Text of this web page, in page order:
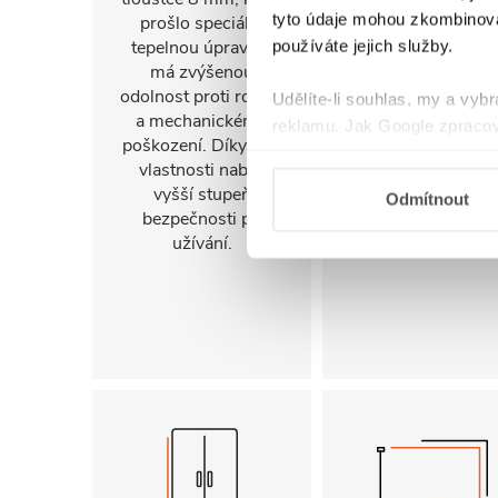
tyto údaje mohou
používáte jejich služby.
Udělíte-li souhlas, my a
reklamu. Jak Google
Odmítnout
prošlo speciální
tepelnou úpravou,
má zvýšenou
odolnost proti rozbití
a mechanickému
poškození. Díky této
vlastnosti nabízí
vyšší stupeň
bezpečnosti při
užívání.
stranu. Díky tomu
sprchový kout
konkrétnímu
uspořádání